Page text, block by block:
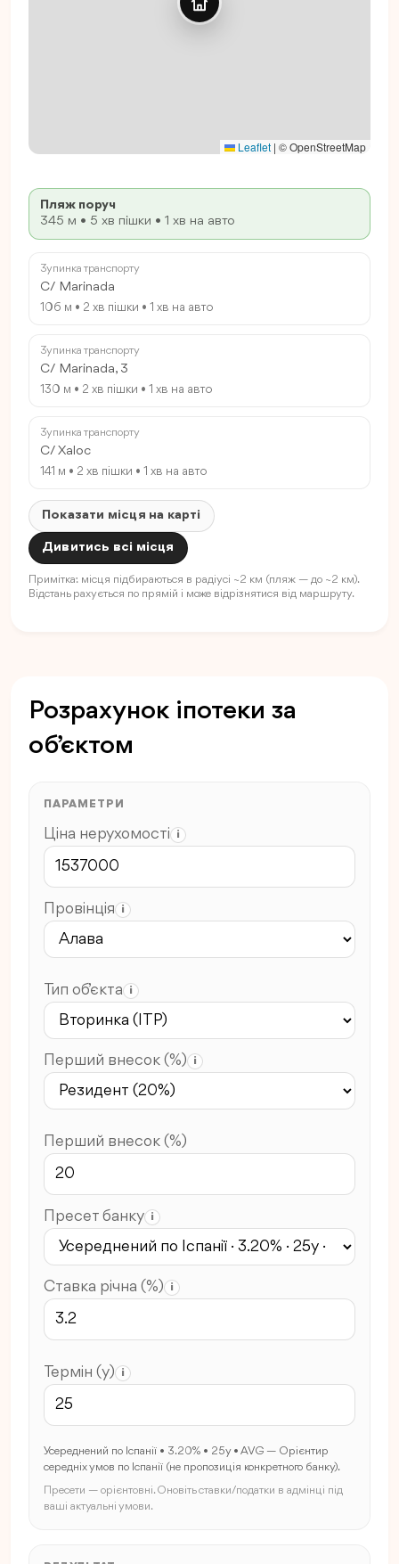
Leaflet | © OpenStreetMap
Пляж поруч
345 м • 5 хв пішки • 1 хв на авто
Зупинка транспорту
C/ Marinada
106 м • 2 хв пішки • 1 хв на авто
Зупинка транспорту
C/ Marinada, 3
130 м • 2 хв пішки • 1 хв на авто
Зупинка транспорту
C/ Xaloc
141 м • 2 хв пішки • 1 хв на авто
Показати місця на карті
Дивитись всі місця
Примітка: місця підбираються в радіусі ~2 км (пляж — до ~2 км).
Відстань рахується по прямій і може відрізнятися від маршруту.
Розрахунок іпотеки за
об’єктом
ПАРАМЕТРИ
Ціна нерухомості i
Провінція i
Тип об’єкта i
Перший внесок (%) i
Перший внесок (%)
Пресет банку i
Ставка річна (%) i
Термін (y) i
Усереднений по Іспанії • 3.20% • 25y • AVG — Орієнтир
середніх умов по Іспанії (не пропозиція конкретного банку).
Пресети — орієнтовні. Оновіть ставки/податки в адмінці під
ваші актуальні умови.